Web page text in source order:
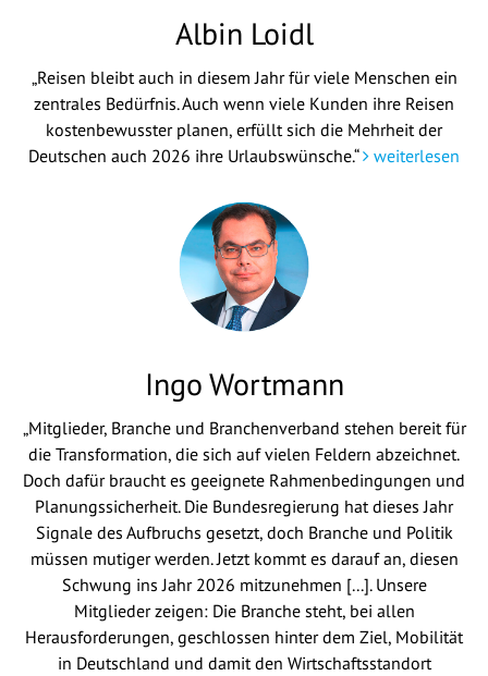
Albin Loidl
„Reisen bleibt auch in diesem Jahr für viele Menschen ein
zentrales Bedürfnis. Auch wenn viele Kunden ihre Reisen
kostenbewusster planen, erfüllt sich die Mehrheit der
Deutschen auch 2026 ihre Urlaubswünsche.“
weiterlesen
Ingo Wortmann
„Mitglieder, Branche und Branchenverband stehen bereit für
die Transformation, die sich auf vielen Feldern abzeichnet.
Doch dafür braucht es geeignete Rahmenbedingungen und
Planungssicherheit. Die Bundesregierung hat dieses Jahr
Signale des Aufbruchs gesetzt, doch Branche und Politik
müssen mutiger werden. Jetzt kommt es darauf an, diesen
Schwung ins Jahr 2026 mitzunehmen [...]. Unsere
Mitglieder zeigen: Die Branche steht, bei allen
Herausforderungen, geschlossen hinter dem Ziel, Mobilität
in Deutschland und damit den Wirtschaftsstandort